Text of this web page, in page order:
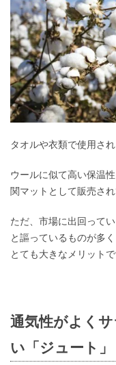
タオルや衣類で使用さ
ウールに似て高い保温
関マットとして販売さ
ただ、市場に出回って
と謳っているものが多
とても大きなメリットで
通気性がよく
い「ジュート」